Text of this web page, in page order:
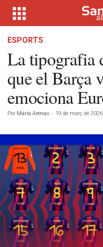
ESPORTS
La tipografia
que el Barça
emociona
Por María Arenas - 19 de març de 2026